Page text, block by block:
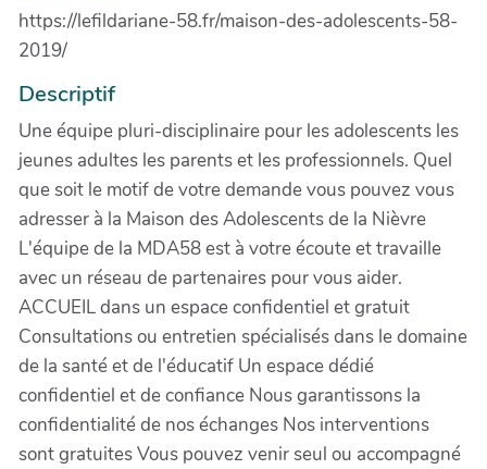
https://lefildariane-58.fr/maison-des-adolescents-58-
2019/
Descriptif
Une équipe pluri-disciplinaire pour les adolescents les
jeunes adultes les parents et les professionnels. Quel
que soit le motif de votre demande vous pouvez vous
adresser à la Maison des Adolescents de la Nièvre
L'équipe de la MDA58 est à votre écoute et travaille
avec un réseau de partenaires pour vous aider.
ACCUEIL dans un espace confidentiel et gratuit
Consultations ou entretien spécialisés dans le domaine
de la santé et de l'éducatif Un espace dédié
confidentiel et de confiance Nous garantissons la
confidentialité de nos échanges Nos interventions
sont gratuites Vous pouvez venir seul ou accompagné